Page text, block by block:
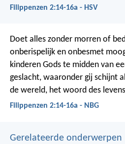
Filippenzen 2:14-16a - HSV
Doet alles zonder morren of
onberispelijk en onbesmet
kinderen Gods te midden van
geslacht, waaronder gij schijnt
de wereld, het woord des
Filippenzen 2:14-16a - NBG
Gerelateerde onderwerpen